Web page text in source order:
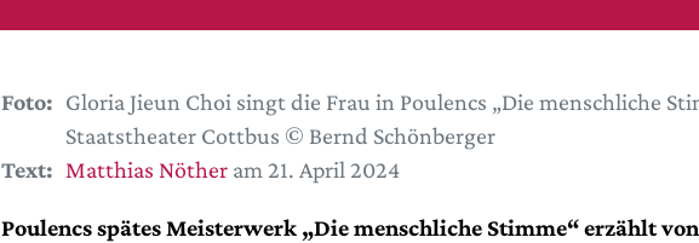
Foto: Gloria Jieun Choi singt die Frau in Poulencs „Die menschliche
Staatstheater Cottbus © Bernd Schönberger
Text: Matthias Nötheram 21. April 2024
Poulencs spätes Meisterwerk „Die menschliche Stimme“ erzählt